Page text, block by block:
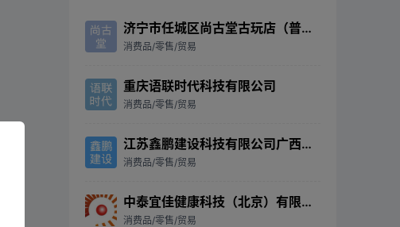
济宁市任城区尚古堂古玩店（普通合伙）
消费品/零售/贸易
重庆语联时代科技有限公司
消费品/零售/贸易
江苏鑫鹏建设科技有限公司广西分公司
消费品/零售/贸易
中泰宜佳健康科技（北京）有限责任公司北京市第二分公司
消费品/零售/贸易